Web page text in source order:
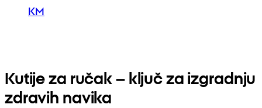
KM
Kutije za ručak – ključ za izgradnju
zdravih navika